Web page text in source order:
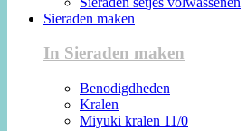
Sieraden maken
In Sieraden maken
Benodigdheden
Kralen
Miyuki kralen 11/0